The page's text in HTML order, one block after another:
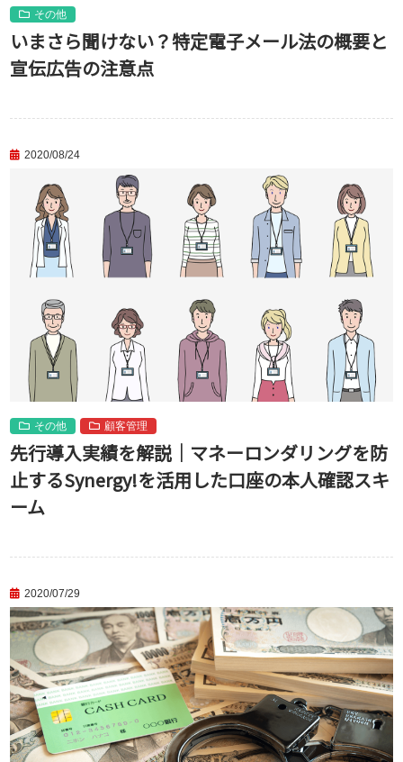
その他
いまさら聞けない？特定電子メール法の概要と
宣伝広告の注意点
2020/08/24
その他 顧客管理
先行導入実績を解説｜マネーロンダリングを防
止するSynergy!を活用した口座の本人確認スキ
ーム
2020/07/29